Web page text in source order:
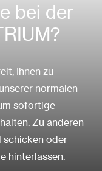
bei der
Ihnen zu
normalen
sofortige
Zu anderen
schicken oder
hinterlassen.